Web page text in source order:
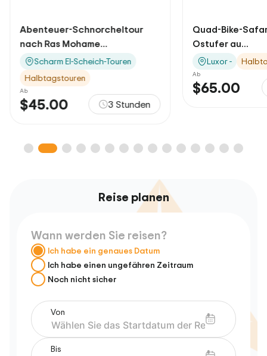
Abenteuer-Schnorcheltour
nach Ras Mohame...
Scharm El-Scheich-Touren
Halbtagstouren
Ab
$45.00 3 Stunden
Quad-Bike-
Ostufer au...
Luxor -
Ab
$65.00
Reise planen
Wann werden Sie reisen?
Ich habe ein genaues Datum
Ich habe einen ungefähren Zeitraum
Noch nicht sicher
Von
Bis